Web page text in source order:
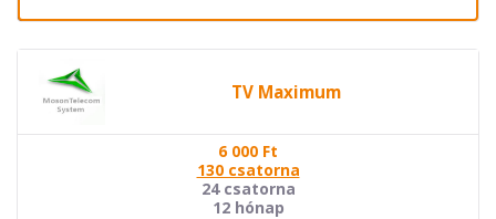
TV Maximum
6 000 Ft
130 csatorna
24 csatorna
12 hónap